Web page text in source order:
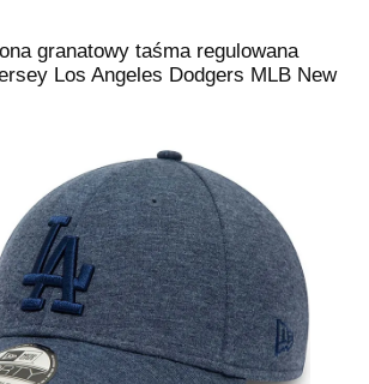
granatowy taśma regulowana
Los Angeles Dodgers MLB New